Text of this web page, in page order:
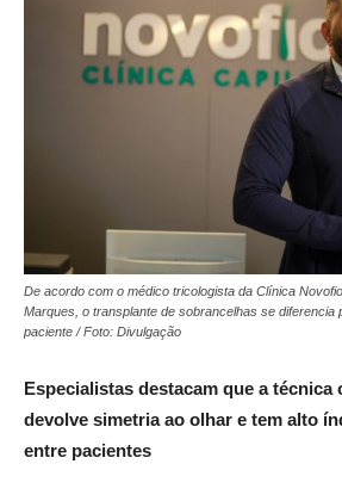
De acordo com o médico tricologista da Clínica
Marques, o transplante de sobrancelhas se diferencia
paciente / Foto: Divulgação
Especialistas destacam que a técnica
devolve simetria ao olhar e tem alto
entre pacientes